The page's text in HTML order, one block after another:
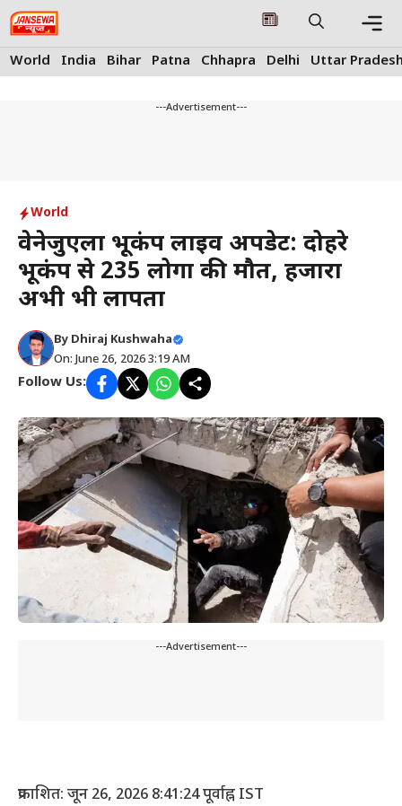
Skip
to
content
World India Bihar Patna Chhapra Delhi Uttar
---Advertisement---
World
वेनेजुएला भूकंप लाइव अपडेट: दोहरे
भूकंप से 235 लोगों की मौत, हजारों
अभी भी लापता
By Dhiraj Kushwaha
On: June 26, 2026 3:19 AM
Follow Us:
---Advertisement---
प्रकाशित: जून 26, 2026 8:41:24 पूर्वाह्न IST